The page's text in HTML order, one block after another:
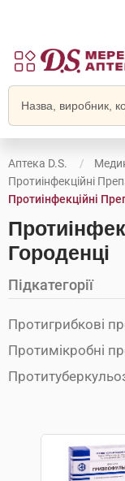
Аптека D.S.
Протиінфекційні
Протиінфекційні
Городенці
Підкатегорії
Протигрибкові
Протимікробні